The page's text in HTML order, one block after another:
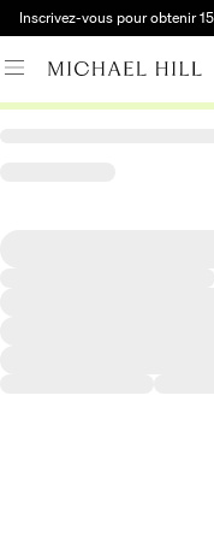
Inscrivez-vous pour obtenir